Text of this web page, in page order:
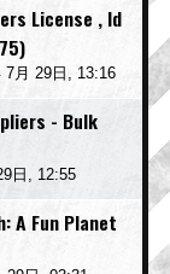
License , Id
7月 29日, 13:16
- Bulk
日, 12:55
A Fun Planet